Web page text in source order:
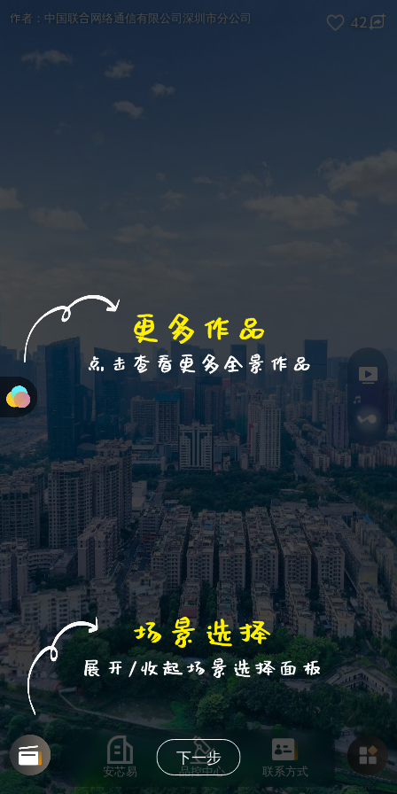
跳过
退出VR模式
VR参数设置
作者： 中国联合网络通信有限公司深圳市分公司 42
安芯易 品控中心 联系方式
下一步